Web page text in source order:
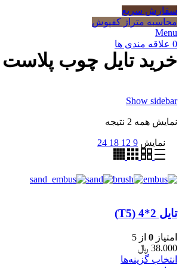
سفارش سریع
محاسبه متراژ کفپوش
Menu
0 علاقه مندی ها
خرید تایل چوب پلاست
Show sidebar
نمایش همه 2 نتیجه
نمایش 9
12
18
24
تایل 2*4 (T5)
امتیاز 0 از 5
38.000 ﷼
انتخاب گزینه‌ها